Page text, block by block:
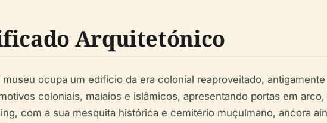
Arquitetónico
ocupa um edifício da era colonial reaproveitado,
coloniais, malaios e islâmicos, apresentando portas em
com a sua mesquita histórica e cemitério muçulmano, ancora